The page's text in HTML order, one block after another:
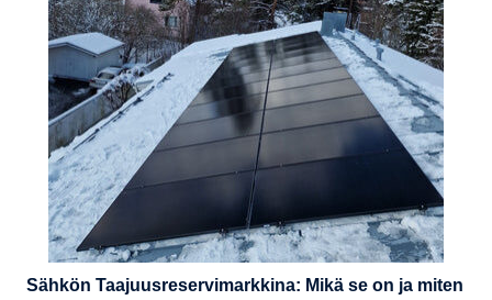
Sähkön Taajuusreservimarkkina: Mikä se on ja miten